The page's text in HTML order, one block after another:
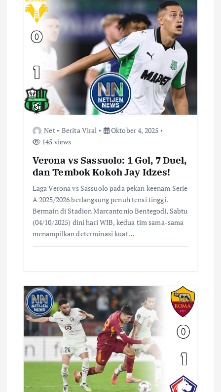
a
p
o
Net Berita Viral
Oktober 4, 2025
145 views
Verona vs Sassuolo: 1 Gol, 7 Duel,
dan Tembok Kokoh Jay Idzes!
Laga Verona vs Sassuolo pada pekan keenam Serie
A 2025/2026 berlangsung penuh tensi tinggi.
Bermain di Stadion Marcantonio Bentegodi, Sabtu
(04/10/2025) dini hari WIB, kedua tim sama-sama
menampilkan determinasi kuat…